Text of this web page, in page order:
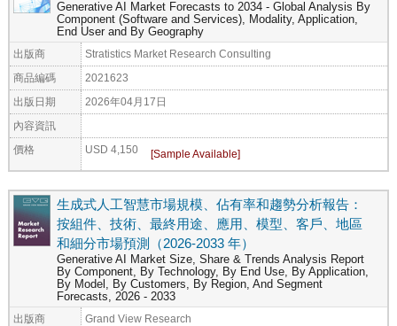
Generative AI Market Forecasts to 2034 - Global Analysis By
Component (Software and Services), Modality, Application,
End User and By Geography
出版商 Stratistics Market Research Consulting
商品編碼 2021623
出版日期 2026年04月17日
內容資訊
價格 USD 4,150
生成式人工智慧市場規模、佔有率和趨勢分析報告：
按組件、技術、最終用途、應用、模型、客戶、地區
和細分市場預測（2026-2033 年）
Generative AI Market Size, Share & Trends Analysis Report
By Component, By Technology, By End Use, By Application,
By Model, By Customers, By Region, And Segment
Forecasts, 2026 - 2033
出版商 Grand View Research